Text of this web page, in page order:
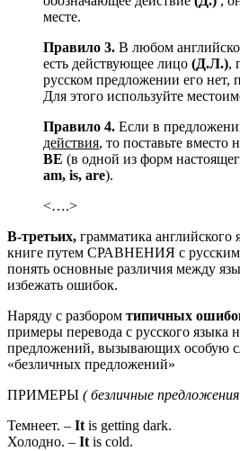
месте.
Правило 3. В любом
есть действующее лицо (Д.Л.),
русском предложении его нет,
Для этого используйте
Правило 4. Если в
действия, то поставьте вместо
BE (в одной из форм
am, is, are).
<….>
В-третьих, грамматика английского
книге путем СРАВНЕНИЯ с русским
понять основные различия между
избежать ошибок.
Наряду с разбором типичных
примеры перевода с русского языка
предложений, вызывающих особую
«безличных предложений»
ПРИМЕРЫ ( безличные предложения
Темнеет. – It is getting dark.
Холодно. – It is cold.